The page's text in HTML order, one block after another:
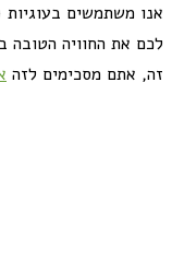
לכם את החוויה
זה, אתם מסכימים לזה